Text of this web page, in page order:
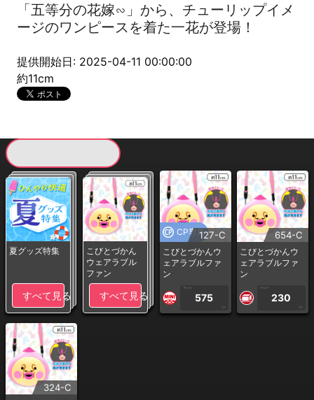
「五等分の花嫁∽」から、チューリップイメ
ージのワンピースを着た一花が登場！
提供開始日: 2025-04-11 00:00:00
約11cm
夏グッズ特集
すべて見る
こびとづかん
ウェアラブル
ファン
すべて見る
CP専用127-C
こびとづかんウ
ェアラブルファ
ン
1PLAY
575
CP
654-C
こびとづかんウ
ェアラブルファ
ン
1PLAY
230
CP
324-C